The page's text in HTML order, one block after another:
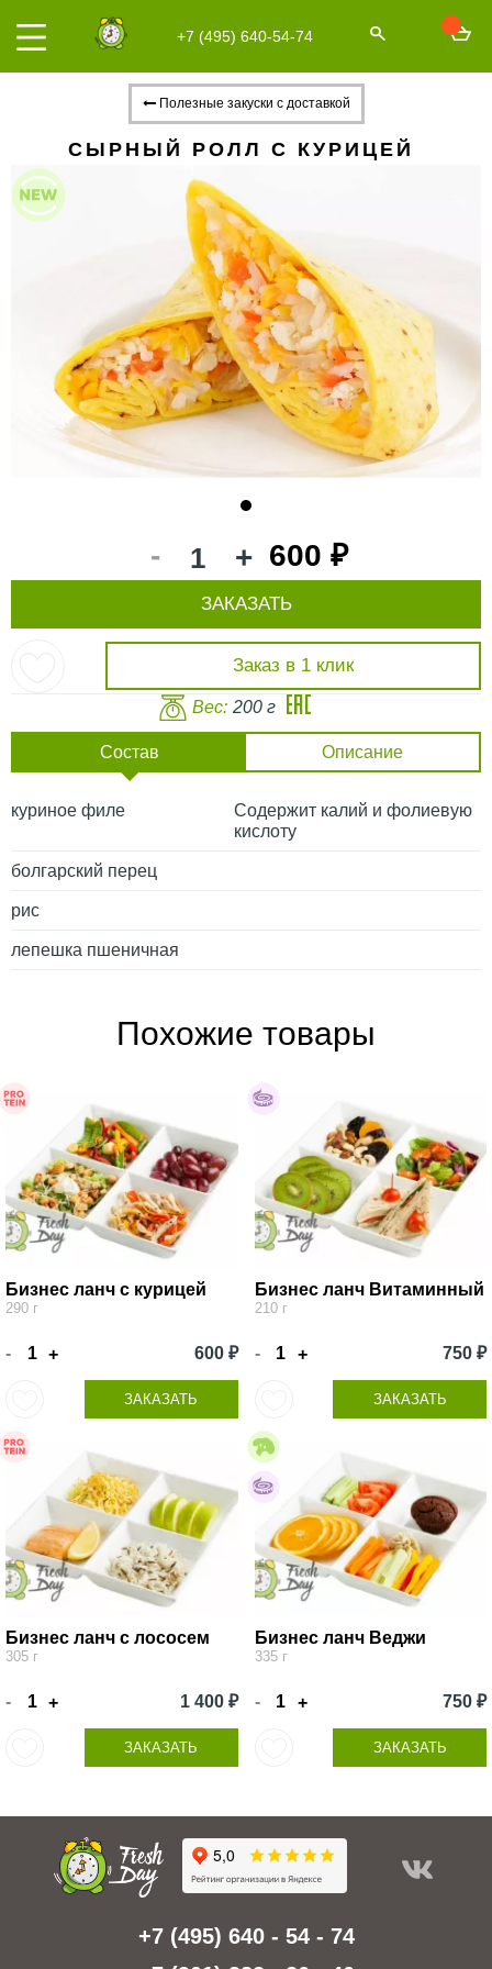
+7 (495) 640-54-74
Полезные закуски с доставкой
СЫРНЫЙ РОЛЛ С КУРИЦЕЙ
- + 600 ₽
Заказ в 1 клик
ЗАКАЗАТЬ
Вес: 200 г
Состав Описание
куриное филе
Содержит калий и фолиевую
кислоту
болгарский перец
рис
лепешка пшеничная
Похожие товары
Бизнес ланч с курицей
290 г
- + 600 ₽
ЗАКАЗАТЬ
Бизнес ланч Витаминный
210 г
- + 750 ₽
ЗАКАЗАТЬ
Бизнес ланч с лососем
305 г
- + 1 400 ₽
ЗАКАЗАТЬ
Бизнес ланч Веджи
335 г
- + 750 ₽
ЗАКАЗАТЬ
+7 (495) 640 - 54 - 74